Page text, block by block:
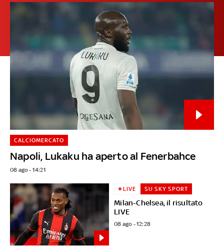
Napoli, Lukaku ha aperto al Fenerbahce
CALCIOMERCATO
08 ago - 14:21
Milan-Chelsea, il risultato
LIVE
LIVE SU SKY SPORT
08 ago - 12:28